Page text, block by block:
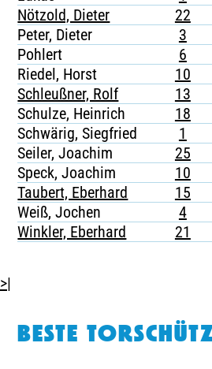
Nötzold, Dieter
22
Peter, Dieter
3
Pohlert
6
Riedel, Horst
10
Schleußner, Rolf
13
Schulze, Heinrich
18
Schwärig, Siegfried
1
Seiler, Joachim
25
Speck, Joachim
10
Taubert, Eberhard
15
Weiß, Jochen
4
Winkler, Eberhard
21
>|
BESTE